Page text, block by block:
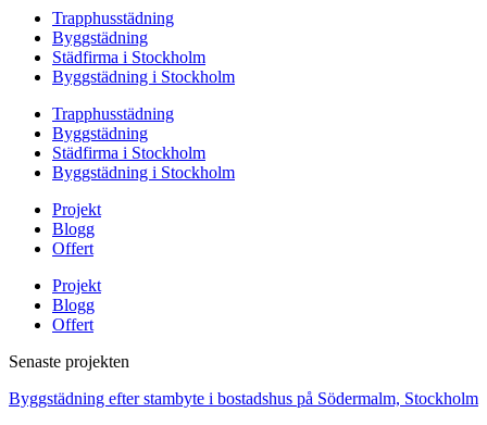
Trapphusstädning
Byggstädning
Städfirma i Stockholm
Byggstädning i Stockholm
Trapphusstädning
Byggstädning
Städfirma i Stockholm
Byggstädning i Stockholm
Projekt
Blogg
Offert
Projekt
Blogg
Offert
Senaste projekten
Byggstädning efter stambyte i bostadshus på Södermalm, Stockholm